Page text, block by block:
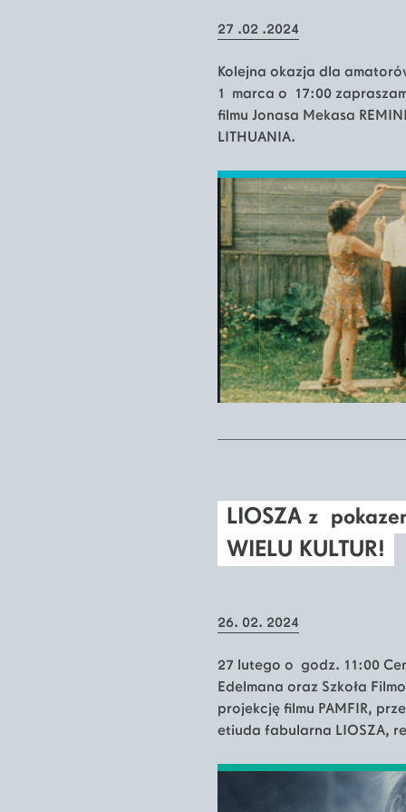
27 .02 .2024
Kolejna okazja dla
1 marca o 17:00
filmu Jonasa Mekasa
LITHUANIA.
LIOSZA z
WIELU KULTUR!
26. 02. 2024
27 lutego o godz. 11:00
Edelmana oraz Szkoła
projekcję filmu PAMFIR,
etiuda fabularna LIOSZA,